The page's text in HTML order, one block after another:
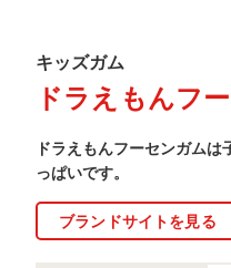
キ
ズ
ガ
商
品
一
覧
キッズガム
ドラえもんフ
ドラえもんフーセンガム
っぱいです。
ブランドサイトを見る